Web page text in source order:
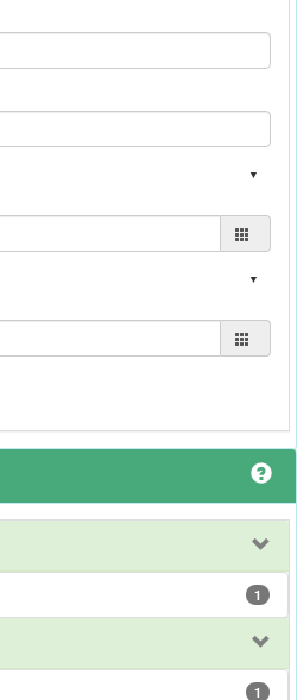
1
1